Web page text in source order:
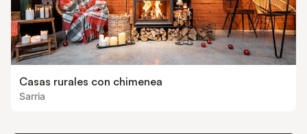
Casas rurales con chimenea
Sarria